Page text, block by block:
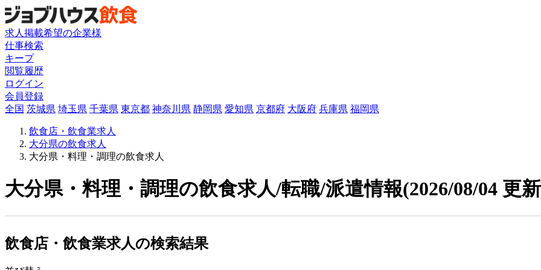
求人掲載希望の企業様
仕事検索
キープ
閲覧履歴
ログイン
会員登録
全国 茨城県 埼玉県 千葉県 東京都 神奈川県 静岡県 愛知県 京都府 大阪府 兵庫県 福岡県
飲食店・飲食業求人
大分県の飲食求人
大分県・料理・調理の飲食求人
大分県・料理・調理の飲食求人/転職/派遣情報(2026/08/04 更
飲食店・飲食業求人の検索結果